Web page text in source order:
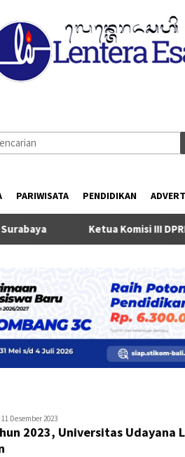
PARIWISATA PENDIDIKAN
Ketua Komisi III DPRD Badung
lentera3
11 Desember 2023
2023, Universitas Udayana